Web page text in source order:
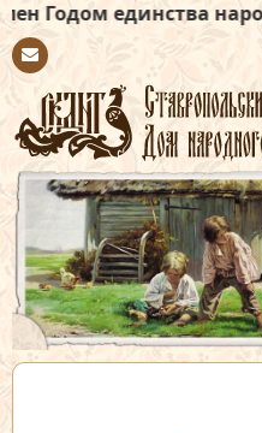
народов России
tact